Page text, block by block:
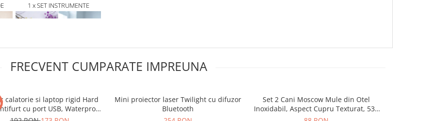
1 x SET INSTRUMENTE
PENTRU PUNCTE NEGRE SI
FRECVENT CUMPARATE IMPREUNA
calatorie si laptop rigid Hard
cu port USB, Waterproof,
cm, Compartimentare
Mini proiector laser Twilight cu difuzor
Bluetooth
Set 2 Cani Moscow Mule din Otel
Inoxidabil, Aspect Cupru Texturat, 530
ml